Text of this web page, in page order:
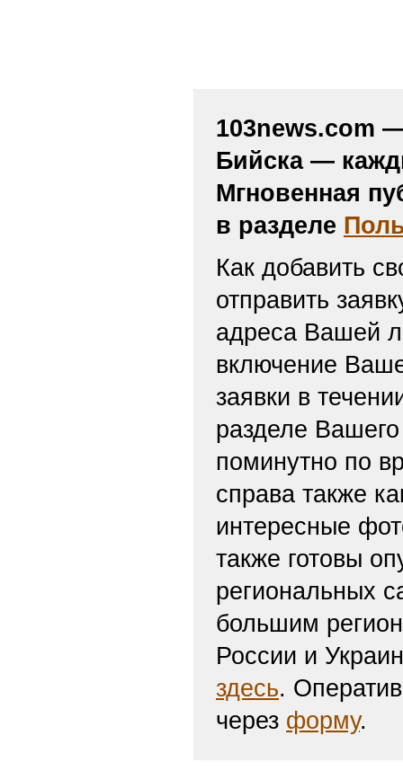
103news.com
Бийска —
Мгновенная
в разделе
Как добавить
отправить
адреса Вашей
включение
заявки в
разделе
поминутно по
справа также
интересные
также готовы
региональных
большим
России и
здесь.
через форму.